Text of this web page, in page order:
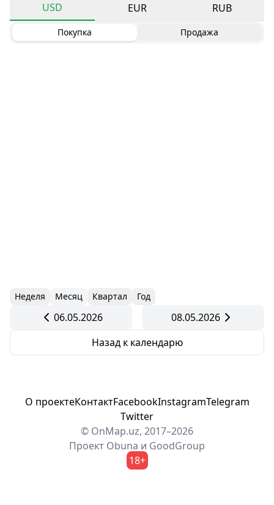
USD
EUR RUB
Покупка Продажа
Неделя Месяц Квартал Год
06.05.2026
08.05.2026
Назад к календарю
О проектеКонтактFacebookInstagramTelegram
Twitter
© OnMap.uz, 2017–2026
Проект Obuna и GoodGroup
18+